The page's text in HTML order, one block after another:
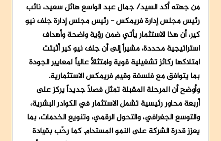
من جهته أكد السيد/ جمال عبد الواسع هائل سعيد، نائب
رئيس مجلس إدارة فريمكس - رئيس مجلس إدارة جلف نيو
كير، أن هذا الاستثمار يأتي ضمن رؤية واضحة وأهداف
استراتيجية محددة، مشيراً إلى أن جلف نيو كير أثبتت
امتلاكها ركائز تشغيلية قوية وامتثالاً عالياً لمعايير الجودة
بما يتوافق مع فلسفة وقيم فريمكس الاستثمارية.
وأوضح أن المرحلة المقبلة تمثل فصلاً جديداً يركز على
أربعة محاور رئيسية تشمل الاستثمار في الكوادر البشرية،
والتوسع الجغرافي، والتحول الرقمي، وتنويع الخدمات، بما
يعزز قدرة الشركة على النمو المستدام. كما رحّب بقيادة